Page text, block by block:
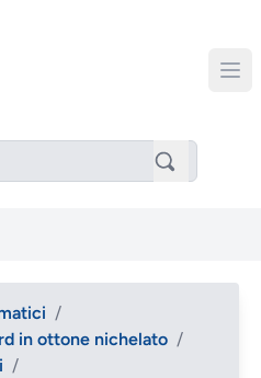
/
in ottone nichelato /
/